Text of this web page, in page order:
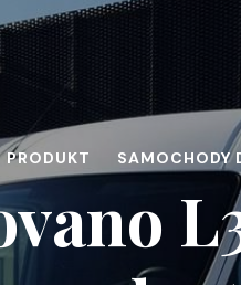
PRODUKT SAMOCHODY